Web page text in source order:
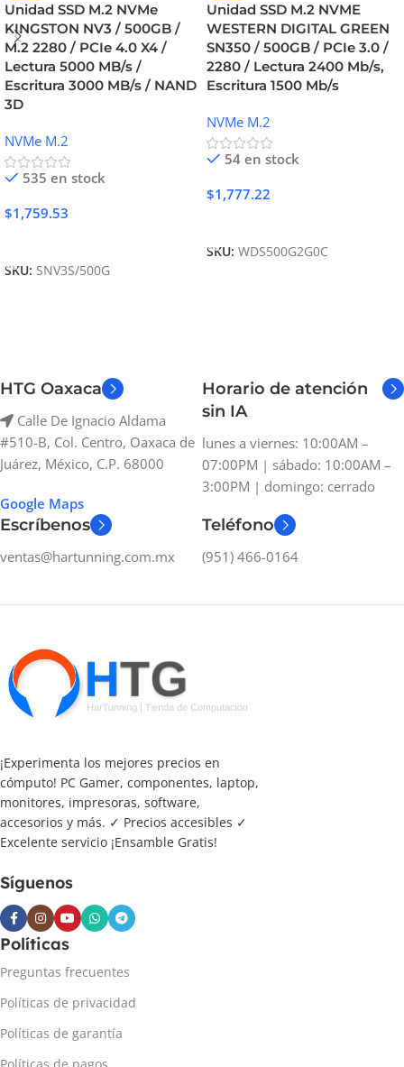
Unidad SSD M.2 NVMe
KINGSTON NV3 / 500GB /
M.2 2280 / PCIe 4.0 X4 /
Lectura 5000 MB/s /
Escritura 3000 MB/s / NAND
3D
NVMe M.2
535 en stock
$1,759.53
SKU: SNV3S/500G
Unidad SSD M.2 NVME
WESTERN DIGITAL GREEN
SN350 / 500GB / PCIe 3.0 /
2280 / Lectura 2400 Mb/s,
Escritura 1500 Mb/s
NVMe M.2
54 en stock
$1,777.22
SKU: WDS500G2G0C
HTG Oaxaca
Calle De Ignacio Aldama
#510-B, Col. Centro, Oaxaca de
Juárez, México, C.P. 68000
Google Maps
Horario de atención
sin IA
lunes a viernes: 10:00AM –
07:00PM | sábado: 10:00AM –
3:00PM | domingo: cerrado
Escríbenos
ventas@hartunning.com.mx
Teléfono
(951) 466-0164
¡Experimenta los mejores precios en
cómputo! PC Gamer, componentes, laptop,
monitores, impresoras, software,
accesorios y más. ✓ Precios accesibles ✓
Excelente servicio ¡Ensamble Gratis!
Síguenos
Políticas
Preguntas frecuentes
Políticas de privacidad
Políticas de garantía